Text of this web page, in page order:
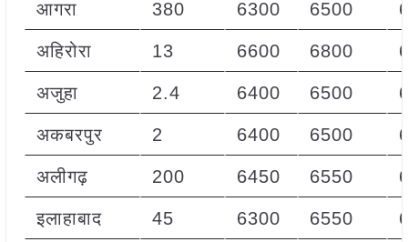
आगरा 380 6300 6500
अहिरोरा 13 6600 6800
अजुहा 2.4 6400 6500
अकबरपुर 2 6400 6500
अलीगढ़ 200 6450 6550
इलाहाबाद 45 6300 6550